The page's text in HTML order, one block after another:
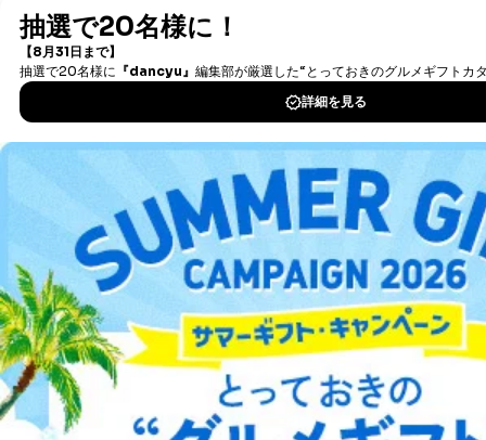
利用目的の通知を行なうことはできません。そのとき
は、本人に遅滞無くその旨を通知するとともに、理由を
説明させていただきます。
①利用目的を本人に通知し、又は公表することによって
本人又は第三者の生命、身体、財産その他の権利利益を
害するおそれがある場合
②利用目的を本人に通知し、又は公表することによって
当該事業者の権利又は正当な利益を害するおそれがある
③国の機関又は地方公共団体が法令の定める事務を遂行
することに対して協力する必要がある場合であって、利
用目的を本人に通知し、又は公表することによって当該
事務の遂行に支障を及ぼすおそれがあるとき
④開示対象個人情報の利用目的が明らかな場合
開示対象個人情報については、保有個人データの本人ま
たはその代理人からの利用目的の通知、開示、変更等
（内容の訂正、追加または削除）、利用停止等（「利用
の停止または消去」「第三者への提供の停止」）の求め
に対応させていただいております。 当社顧客の皆様の
書籍）が無料で読み放題！
DOWNLOAD FOR IOS
DOWNLOAD FOR ANDROID
ご利用方法はこちら
総合案内
アフィリエイト 採用情報
プレスリリース お問い合わせ